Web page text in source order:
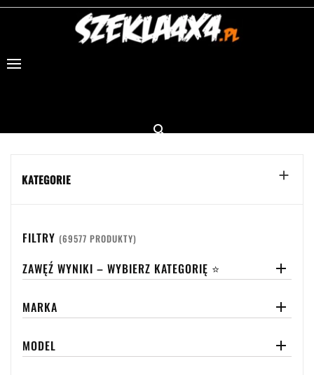

KATEGORIE 
FILTRY (69577 PRODUKTY)
ZAWĘŹ WYNIKI – WYBIERZ KATEGORIĘ ⭐ 
MARKA 
MODEL 